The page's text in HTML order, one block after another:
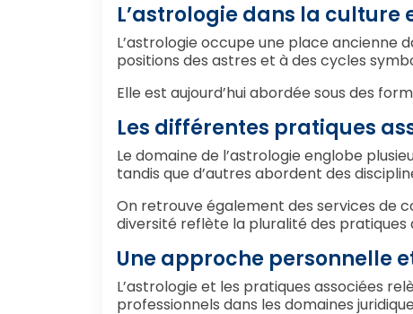
L’astrologie dans la
L’astrologie occupe une place ancienne
positions des astres et à des cycles
Elle est aujourd’hui abordée sous des
Les différentes pratiques
Le domaine de l’astrologie englobe
tandis que d’autres abordent des
On retrouve également des services de
diversité reflète la pluralité des pratiques
Une approche personnelle
L’astrologie et les pratiques associées
professionnels dans les domaines